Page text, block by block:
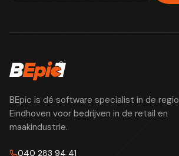
BEpic is dé software specialist in de regio
Eindhoven voor bedrijven in de retail en
maakindustrie.
040 283 94 41